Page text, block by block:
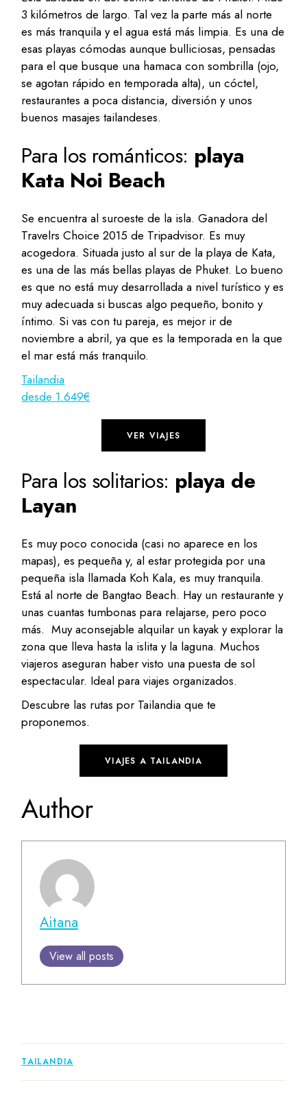
3 kilómetros de largo. Tal vez la parte más al norte
es más tranquila y el agua está más limpia. Es una de
esas playas cómodas aunque bulliciosas, pensadas
para el que busque una hamaca con sombrilla (ojo,
se agotan rápido en temporada alta), un cóctel,
restaurantes a poca distancia, diversión y unos
buenos masajes tailandeses.
Para los románticos: playa
Kata Noi Beach
Se encuentra al suroeste de la isla. Ganadora del
Travelrs Choice 2015 de Tripadvisor. Es muy
acogedora. Situada justo al sur de la playa de Kata,
es una de las más bellas playas de Phuket. Lo bueno
es que no está muy desarrollada a nivel turístico y es
muy adecuada si buscas algo pequeño, bonito y
íntimo. Si vas con tu pareja, es mejor ir de
noviembre a abril, ya que es la temporada en la que
el mar está más tranquilo.
Tailandia
desde 1.649€
VER VIAJES
Para los solitarios: playa de
Layan
Es muy poco conocida (casi no aparece en los
mapas), es pequeña y, al estar protegida por una
pequeña isla llamada Koh Kala, es muy tranquila.
Está al norte de Bangtao Beach. Hay un restaurante y
unas cuantas tumbonas para relajarse, pero poco
más. Muy aconsejable alquilar un kayak y explorar la
zona que lleva hasta la islita y la laguna. Muchos
viajeros aseguran haber visto una puesta de sol
espectacular. Ideal para viajes organizados.
Descubre las rutas por Tailandia que te
proponemos.
VIAJES A TAILANDIA
Author
Aitana
View all posts
TAILANDIA